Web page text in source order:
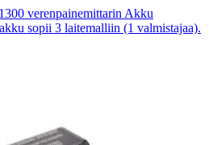
verenpainemittarin Akku
sopii 3 laitemalliin (1 valmistajaa).